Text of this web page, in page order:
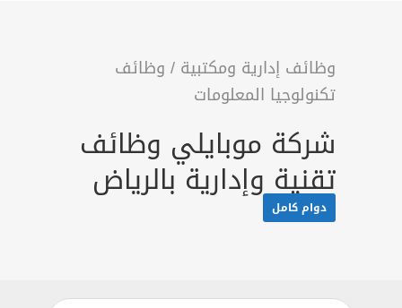
وظائف إدارية ومكتبية / وظائف
تكنولوجيا المعلومات
شركة موبايلي وظائف
تقنية وإدارية بالرياض
دوام كامل